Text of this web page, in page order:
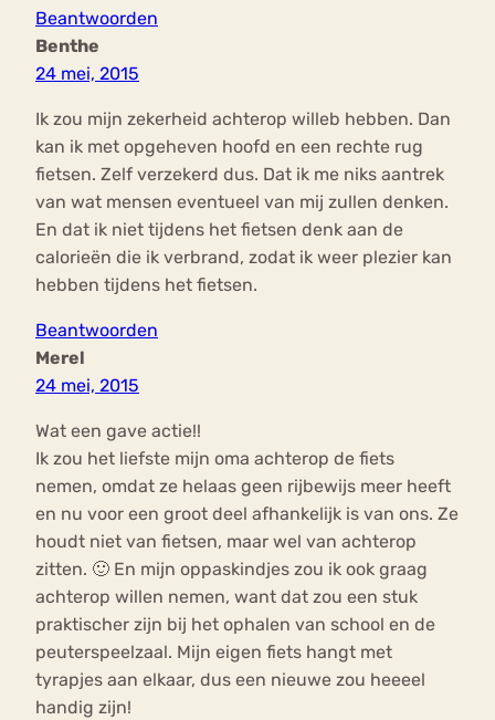
Beantwoorden
Benthe
24 mei, 2015
Ik zou mijn zekerheid achterop willeb hebben. Dan
kan ik met opgeheven hoofd en een rechte rug
fietsen. Zelf verzekerd dus. Dat ik me niks aantrek
van wat mensen eventueel van mij zullen denken.
En dat ik niet tijdens het fietsen denk aan de
calorieën die ik verbrand, zodat ik weer plezier kan
hebben tijdens het fietsen.
Beantwoorden
Merel
24 mei, 2015
Wat een gave actie!!
Ik zou het liefste mijn oma achterop de fiets
nemen, omdat ze helaas geen rijbewijs meer heeft
en nu voor een groot deel afhankelijk is van ons. Ze
houdt niet van fietsen, maar wel van achterop
zitten. 🙂 En mijn oppaskindjes zou ik ook graag
achterop willen nemen, want dat zou een stuk
praktischer zijn bij het ophalen van school en de
peuterspeelzaal. Mijn eigen fiets hangt met
tyrapjes aan elkaar, dus een nieuwe zou heeeel
handig zijn!